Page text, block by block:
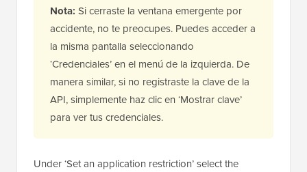
Nota: Si cerraste la ventana emergente por
accidente, no te preocupes. Puedes acceder a
la misma pantalla seleccionando
‘Credenciales’ en el menú de la izquierda. De
manera similar, si no registraste la clave de la
API, simplemente haz clic en ‘Mostrar clave’
para ver tus credenciales.
Under ‘Set an application restriction’ select the